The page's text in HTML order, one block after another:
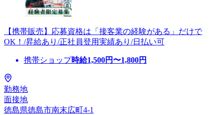
【携帯販売】応募資格は「接客業の経験がある」だけで
OK！/昇給あり/正社員登用実績あり/日払い可
携帯ショップ時給1,500円〜1,800円
勤務地
面接地
徳島県徳島市南末広町4-1